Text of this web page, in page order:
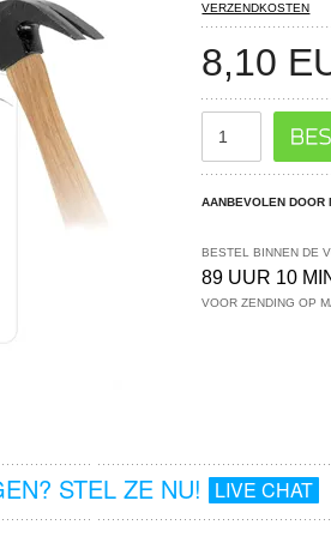
VERZENDKOSTEN
8,10
AANBEVOLEN DOOR
BESTEL BINNEN DE
89 UUR 10
VOOR ZENDING OP
STEL ZE NU! LIVE CHAT